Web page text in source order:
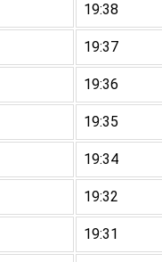
19:38
19:37
19:36
19:35
19:34
19:32
19:31